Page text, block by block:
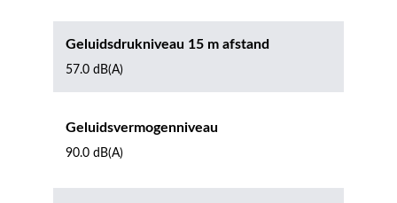
Geluidsdrukniveau 15 m afstand
57.0 dB(A)
Geluidsvermogenniveau
90.0 dB(A)